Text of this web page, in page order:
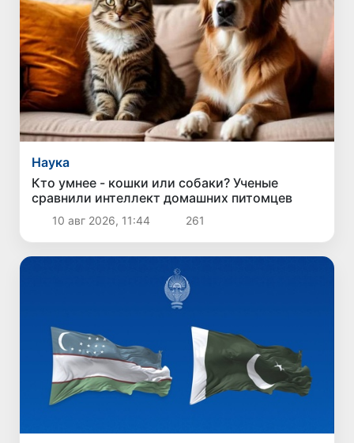
Наука
Кто умнее - кошки или собаки? Ученые
сравнили интеллект домашних питомцев
10 авг 2026, 11:44 261